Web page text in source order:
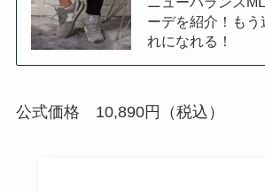
ーデを紹介！もう
れになれる！
公式価格 10,890円（税込）